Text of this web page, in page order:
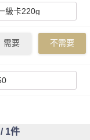
需要 不需要
/ 1件